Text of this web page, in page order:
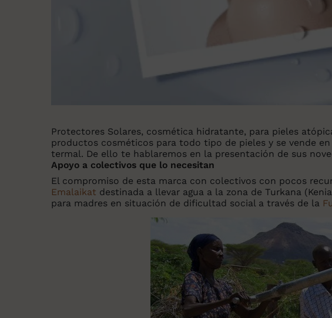
Protectores Solares, cosmética hidratante, para pieles
productos cosméticos para todo tipo de pieles y se vende
termal. De ello te hablaremos en la presentación de sus
Apoyo a colectivos que lo necesitan
El compromiso de esta marca con colectivos con pocos
Emalaikat destinada a llevar agua a la zona de Turkana
para madres en situación de dificultad social a través de la